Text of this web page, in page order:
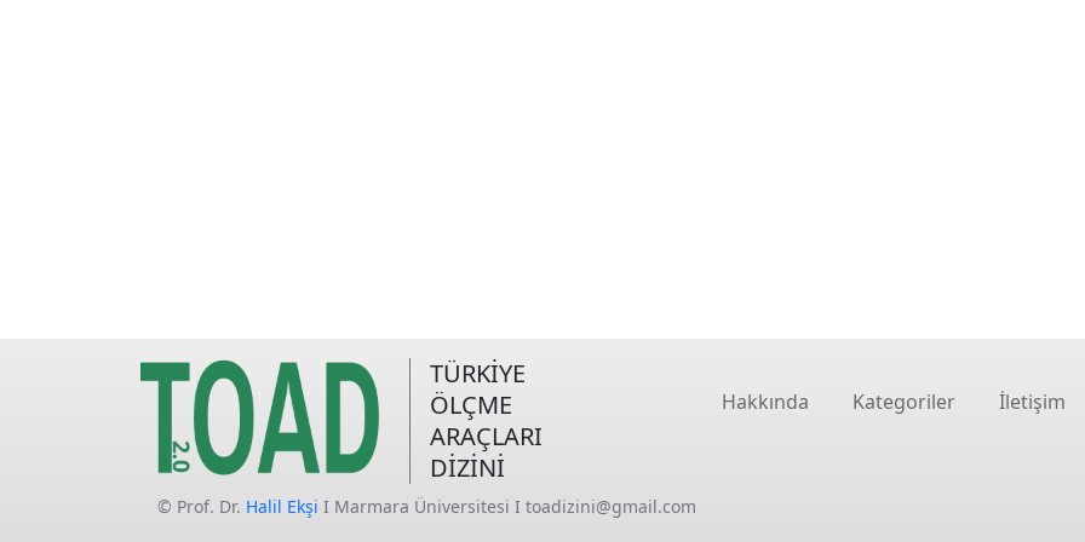
TÜRKİYE
ÖLÇME
ARAÇLARI
DİZİNİ
Hakkında Kategoriler İletişim
© Prof. Dr. Halil Ekşi I Marmara Üniversitesi I toadizini@gmail.com